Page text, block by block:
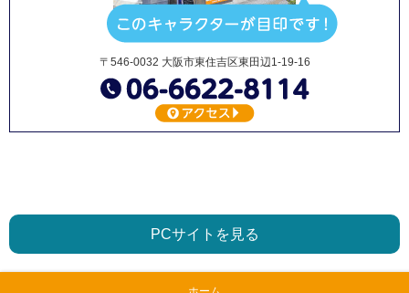
〒546-0032 大阪市東住吉区東田辺1-19-16
PCサイトを見る